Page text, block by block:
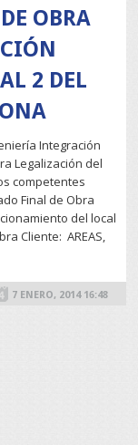
OBRA
2 DEL
Integración
Legalización del
competentes
Final de Obra
del local
Cliente: AREAS,
7 ENERO, 2014 16:48